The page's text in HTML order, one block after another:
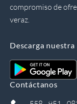
compromiso de
veraz.
Descarga nuestra
Contáctanos